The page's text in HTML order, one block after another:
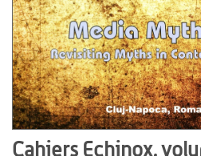
Cahiers Echinox,